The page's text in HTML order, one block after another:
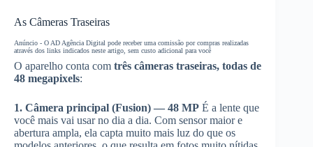
As Câmeras Traseiras
Anúncio - O AD Agência Digital pode receber uma comissão por compras realizadas
através dos links indicados neste artigo, sem custo adicional para você
O aparelho conta com três câmeras traseiras, todas de
48 megapixels:
1. Câmera principal (Fusion) — 48 MP É a lente que
você mais vai usar no dia a dia. Com sensor maior e
abertura ampla, ela capta muito mais luz do que os